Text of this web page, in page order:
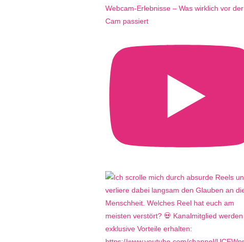
Webcam-Erlebnisse – Was wirklich vor der
Cam passiert